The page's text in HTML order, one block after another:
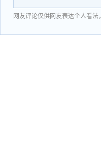
网友评论仅供网友表达个人看